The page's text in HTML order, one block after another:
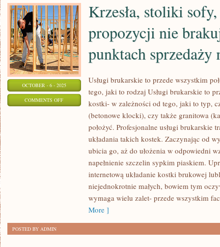
DALSZYM
CIĄGU
OCTOBER - 6 - 2025
COMMENTS OFFON
PROPOZYCJI
LOKALNYCH
PUNKTACH
Krzesła, stoliki
propozycji nie
punktach sprzedaży
Usługi brukarskie to przede wszystkim
tego, jaki to rodzaj Usługi brukarskie to
kostki- w zależności od tego, jaki to typ,
(betonowe klocki), czy także granitowa
położyć. Profesjonalne usługi brukarskie
układania takich kostek. Zaczynając od
ubicia go, aż do ułożenia w odpowiedni
napełnienie szczelin sypkim piaskiem.
internetową układanie kostki brukowej
niejednokrotnie małych, bowiem tym
wymaga wielu zalet- przede wszystkim
More ]
POSTED BY ADMIN